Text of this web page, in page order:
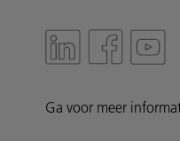
Ga voor meer